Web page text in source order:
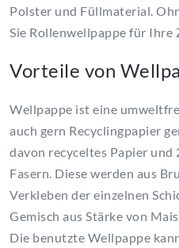
Polster und Füllmaterial.
Sie Rollenwellpappe für Ihre
Vorteile von
Wellpappe ist eine
auch gern Recyclingpapier
davon recyceltes Papier und
Fasern. Diese werden aus
Verkleben der einzelnen
Gemisch aus Stärke von
Die benutzte Wellpappe